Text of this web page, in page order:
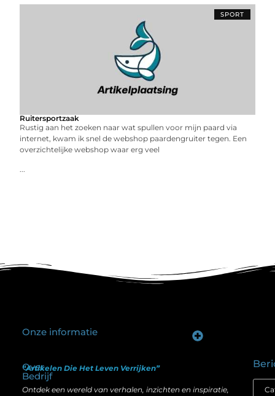
SPORT
Ruitersportzaak
Rustig aan het zoeken naar wat spullen voor mijn paard via
internet, kwam ik snel de webshop paardengruiter tegen. Een
overzichtelijke webshop waar erg veel
...
Over
Bedrijf
“Artikelen Die Het Leven Verrijken”
Ontdek een wereld van verhalen, inzichten en inspiratie,
Onze informatie